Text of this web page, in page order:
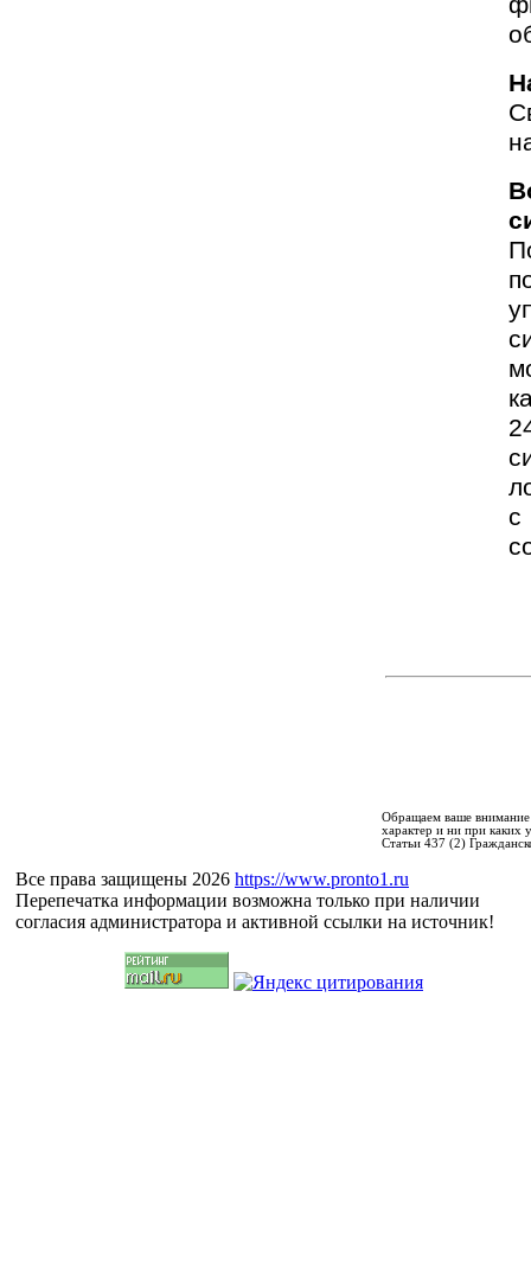
с
Обращаем ваше
характер и ни при каких
Статьи 437 (2)
Все права защищены 2026 https://www.pronto1.ru
Перепечатка информации возможна только при наличии
согласия администратора и активной ссылки на источник!